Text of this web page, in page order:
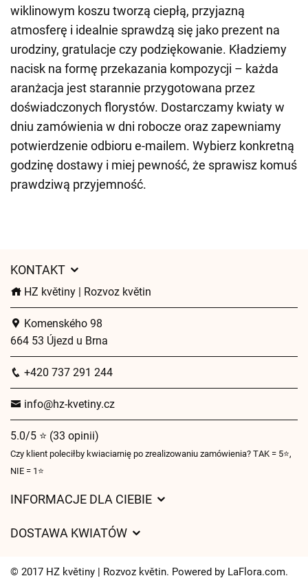
wiklinowym koszu tworzą ciepłą, przyjazną
atmosferę i idealnie sprawdzą się jako prezent na
urodziny, gratulacje czy podziękowanie. Kładziemy
nacisk na formę przekazania kompozycji – każda
aranżacja jest starannie przygotowana przez
doświadczonych florystów. Dostarczamy kwiaty w
dniu zamówienia w dni robocze oraz zapewniamy
potwierdzenie odbioru e-mailem. Wybierz konkretną
godzinę dostawy i miej pewność, że sprawisz komuś
prawdziwą przyjemność.
KONTAKT
HZ květiny | Rozvoz květin
Komenského 98
664 53 Újezd u Brna
+420 737 291 244
info@hz-kvetiny.cz
5.0/5 ⭐ (33 opinii)
Czy klient poleciłby kwiaciarnię po zrealizowaniu zamówienia? TAK = 5⭐,
NIE = 1⭐
INFORMACJE DLA CIEBIE
Czasy dostawy kwiatów – przegląd możliwości
DOSTAWA KWIATÓW
Gdzie dostarczamy kwiaty
© 2017 HZ květiny | Rozvoz květin. Powered by LaFlora.com.